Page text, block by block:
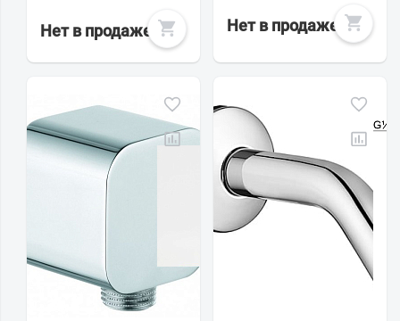
Нет в продаже Нет в продаже